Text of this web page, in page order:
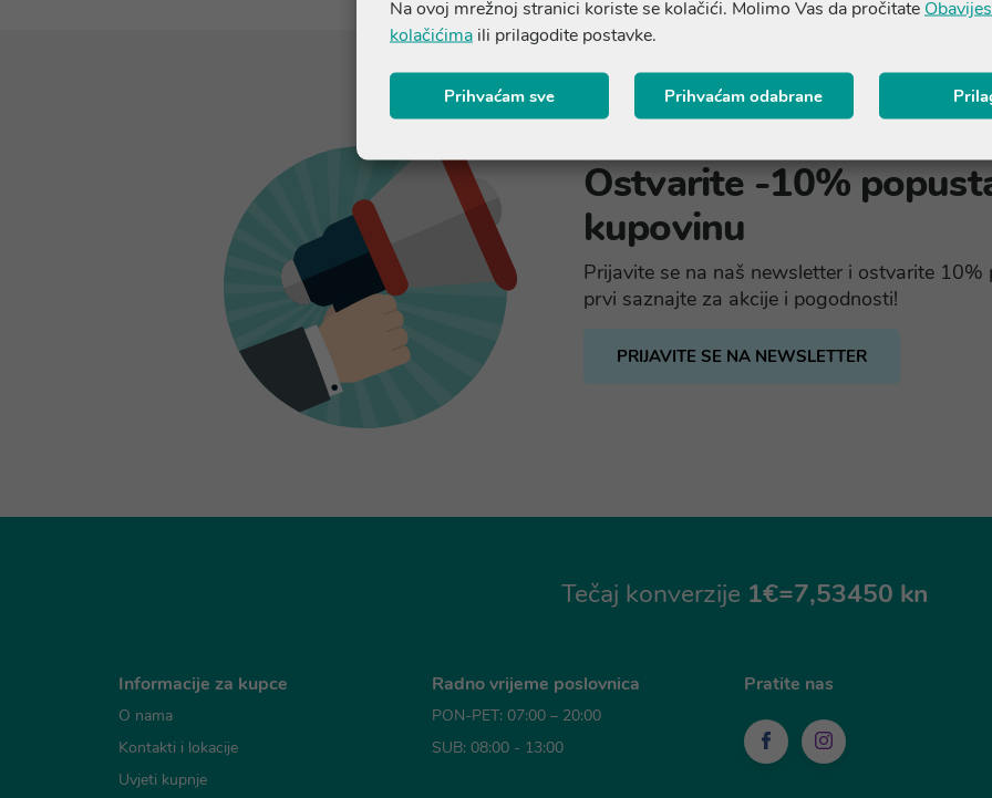
Ostvarite -10%
kupovinu
Prijavite se na naš newsletter i ostvarite
prvi saznajte za akcije i pogodnosti!
PRIJAVITE SE NA NEWSLETTER
Tečaj konverzije 1€=7,53450 kn
Informacije za kupce
O nama
Kontakti i lokacije
Uvjeti kupnje
Radno vrijeme poslovnica
PON-PET: 07:00 – 20:00
SUB: 08:00 - 13:00
Pratite nas
Na ovoj mrežnoj stranici koriste se kolačići. Molimo Vas da pročitate
kolačićima ili prilagodite postavke.
Prihvaćam sve Prihvaćam odabrane